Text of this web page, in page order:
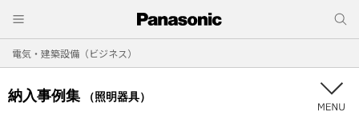
電気・建築設備（ビジネス）
納入事例集 （照明器具）